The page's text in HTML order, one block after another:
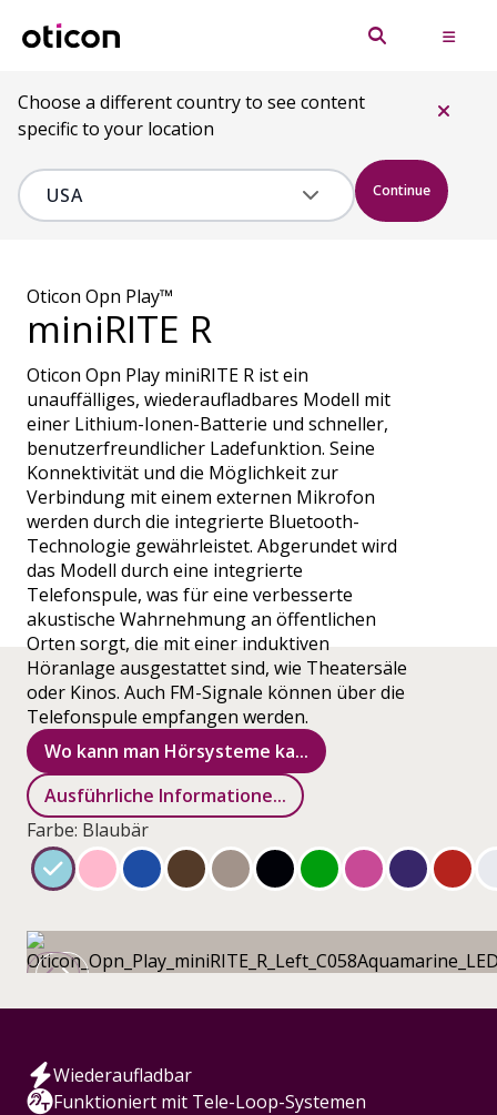
Choose a different country to see content
specific to your location
Continue
Oticon Opn Play™
miniRITE R
Oticon Opn Play miniRITE R ist ein
unauffälliges, wiederaufladbares Modell mit
einer Lithium-Ionen-Batterie und schneller,
benutzerfreundlicher Ladefunktion. Seine
Konnektivität und die Möglichkeit zur
Verbindung mit einem externen Mikrofon
werden durch die integrierte Bluetooth-
Technologie gewährleistet. Abgerundet wird
das Modell durch eine integrierte
Telefonspule, was für eine verbesserte
akustische Wahrnehmung an öffentlichen
Orten sorgt, die mit einer induktiven
Höranlage ausgestattet sind, wie Theatersäle
oder Kinos. Auch FM-Signale können über die
Telefonspule empfangen werden.
Wo kann man Hörsysteme ka...
Ausführliche Informatione...
Farbe: Blaubär
Wiederaufladbar
Funktioniert mit Tele-Loop-Systemen